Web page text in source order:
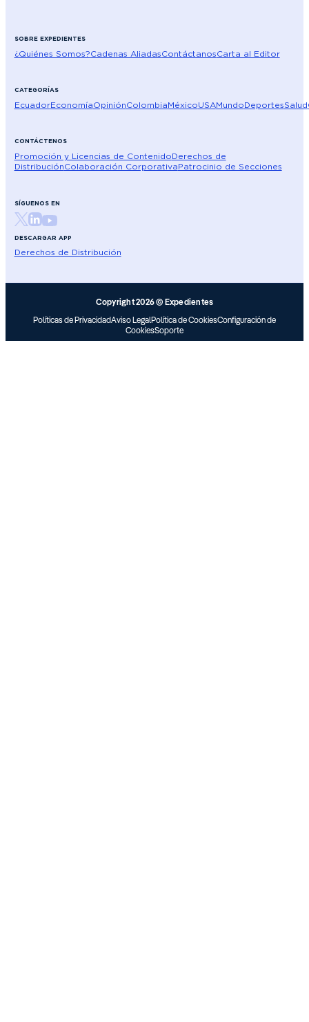
SOBRE EXPEDIENTES
¿Quiénes Somos?Cadenas AliadasContáctanosCarta al Editor
CATEGORÍAS
EcuadorEconomíaOpiniónColombiaMéxicoUSAMundoDeportesSalud
CONTÁCTENOS
Promoción y Licencias de ContenidoDerechos de
DistribuciónColaboración CorporativaPatrocinio de Secciones
SÍGUENOS EN
DESCARGAR APP
Derechos de Distribución
Copyright 2026 © Expedientes
Políticas de PrivacidadAviso LegalPolítica de CookiesConfiguración de
CookiesSoporte